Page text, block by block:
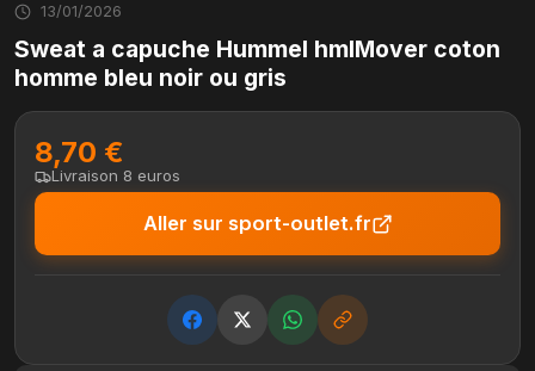
13/01/2026
Sweat a capuche Hummel hmlMover coton
homme bleu noir ou gris
8,70 €
Livraison 8 euros
Aller sur sport-outlet.fr